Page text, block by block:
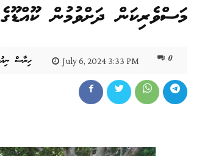
މަސްވެރިކަން ދަށްވުމުން
ހިރާސް July 6, 2024 3:33 PM 0